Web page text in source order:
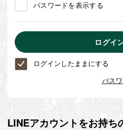
パスワードを表示する
ログインしたままにする
パス
LINEアカウントをお持ち